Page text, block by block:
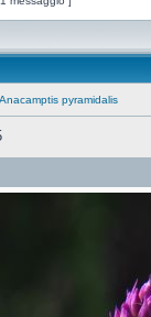
Anacamptis pyramidalis